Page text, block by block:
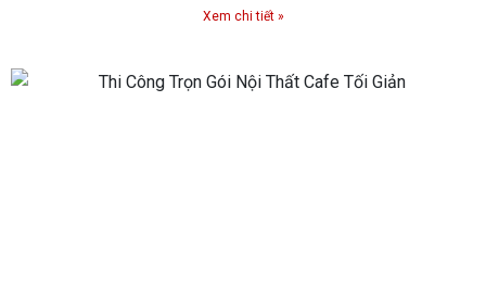
Xem chi tiết »